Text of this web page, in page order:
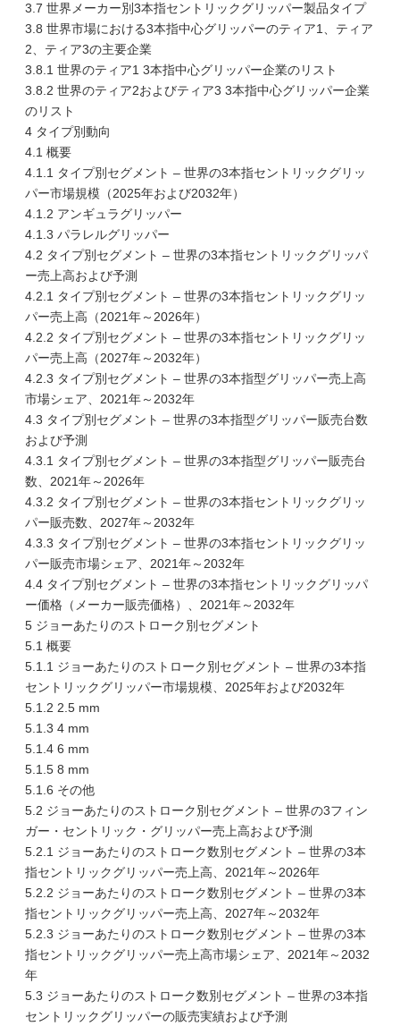
3.7 世界メーカー別3本指セントリックグリッパー製品タイプ
3.8 世界市場における3本指中心グリッパーのティア1、ティア
2、ティア3の主要企業
3.8.1 世界のティア1 3本指中心グリッパー企業のリスト
3.8.2 世界のティア2およびティア3 3本指中心グリッパー企業
のリスト
4 タイプ別動向
4.1 概要
4.1.1 タイプ別セグメント – 世界の3本指セントリックグリッ
パー市場規模（2025年および2032年）
4.1.2 アンギュラグリッパー
4.1.3 パラレルグリッパー
4.2 タイプ別セグメント – 世界の3本指セントリックグリッパ
ー売上高および予測
4.2.1 タイプ別セグメント – 世界の3本指セントリックグリッ
パー売上高（2021年～2026年）
4.2.2 タイプ別セグメント – 世界の3本指セントリックグリッ
パー売上高（2027年～2032年）
4.2.3 タイプ別セグメント – 世界の3本指型グリッパー売上高
市場シェア、2021年～2032年
4.3 タイプ別セグメント – 世界の3本指型グリッパー販売台数
および予測
4.3.1 タイプ別セグメント – 世界の3本指型グリッパー販売台
数、2021年～2026年
4.3.2 タイプ別セグメント – 世界の3本指セントリックグリッ
パー販売数、2027年～2032年
4.3.3 タイプ別セグメント – 世界の3本指セントリックグリッ
パー販売市場シェア、2021年～2032年
4.4 タイプ別セグメント – 世界の3本指セントリックグリッパ
ー価格（メーカー販売価格）、2021年～2032年
5 ジョーあたりのストローク別セグメント
5.1 概要
5.1.1 ジョーあたりのストローク別セグメント – 世界の3本指
セントリックグリッパー市場規模、2025年および2032年
5.1.2 2.5 mm
5.1.3 4 mm
5.1.4 6 mm
5.1.5 8 mm
5.1.6 その他
5.2 ジョーあたりのストローク別セグメント – 世界の3フィン
ガー・セントリック・グリッパー売上高および予測
5.2.1 ジョーあたりのストローク数別セグメント – 世界の3本
指セントリックグリッパー売上高、2021年～2026年
5.2.2 ジョーあたりのストローク数別セグメント – 世界の3本
指セントリックグリッパー売上高、2027年～2032年
5.2.3 ジョーあたりのストローク数別セグメント – 世界の3本
指セントリックグリッパー売上高市場シェア、2021年～2032
年
5.3 ジョーあたりのストローク数別セグメント – 世界の3本指
セントリックグリッパーの販売実績および予測